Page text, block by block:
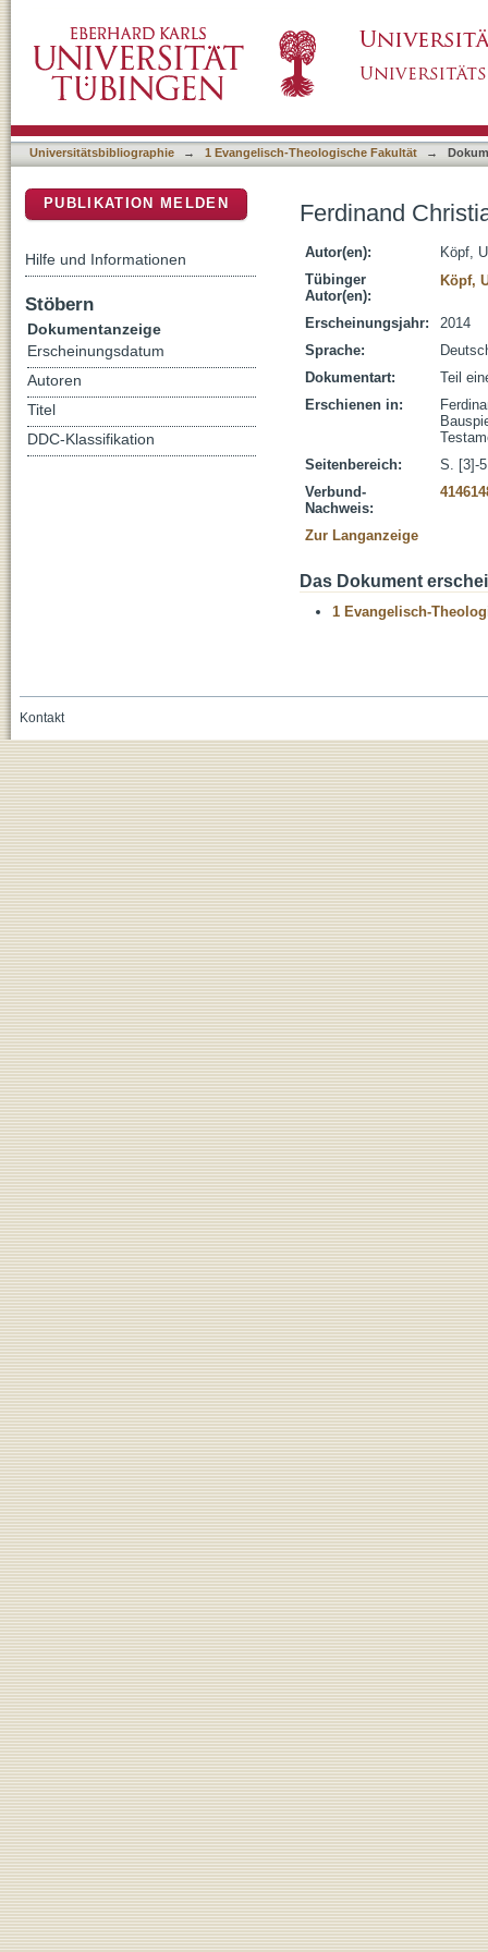
Universitätsbibliographie → 1 Evangelisch-Theologische Fakultät →
Ferdinand
Autor(en):
Köpf,
Tübinger
Autor(en):
Köpf,
Erscheinungsjahr:
2014
Sprache:
Dokumentart:
Teil
Erschienen in:
Seitenbereich:
S. [3]-
Verbund-
Nachweis:
Zur Langanzeige
Das Dokument
1 Evangelisch-
PUBLIKATION MELDEN
Hilfe und Informationen
Stöbern
Dokumentanzeige
Erscheinungsdatum
Autoren
Titel
DDC-Klassifikation
Kontakt